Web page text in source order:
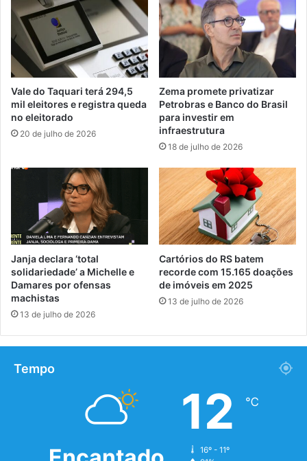
Vale do Taquari terá 294,5
mil eleitores e registra queda
no eleitorado
20 de julho de 2026
Zema promete privatizar
Petrobras e Banco do Brasil
para investir em
infraestrutura
18 de julho de 2026
Janja declara ‘total
solidariedade’ a Michelle e
Damares por ofensas
machistas
13 de julho de 2026
Cartórios do RS batem
recorde com 15.165 doações
de imóveis em 2025
13 de julho de 2026
Tempo
12 ℃
16º - 11º